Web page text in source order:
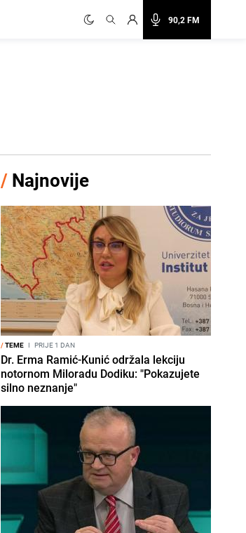
90,2 FM
/ Najnovije
/TEME I PRIJE 1 DAN
Dr. Erma Ramić-Kunić održala lekciju
notornom Miloradu Dodiku: "Pokazujete
silno neznanje"